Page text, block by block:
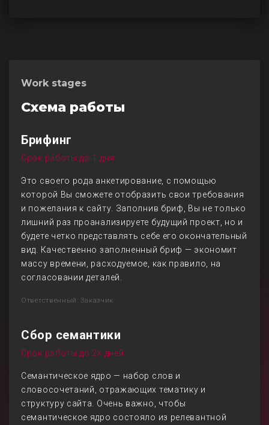
Work stages
Схема работы
Брифинг
Срок работы до 1 дня
Это своего рода анкетирование, с помощью
которой Вы сможете отобразить свои требования
и пожелания к сайту. Заполнив бриф, Вы не только
лишний раз проанализируете будущий проект, но и
будете четко представлять себе его окончательный
вид. Качественно заполненный бриф — экономит
массу времени, расходуемое, как правило, на
согласовании деталей.
Ответственный: Заказчик
Сбор семантики
Срок работы до 2х дней
Семантическое ядро — набор слов и
словосочетаний, отражающих тематику и
структуру сайта. Очень важно, чтобы
семантическое ядро состояло из релевантной